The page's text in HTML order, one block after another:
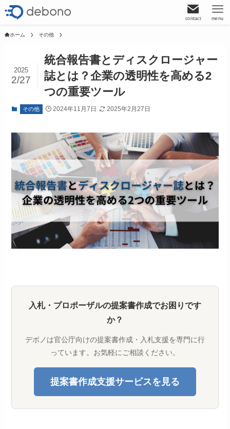
contact menu
ホーム その他
統合報告書とディスクロージャー
誌とは？企業の透明性を高める2
つの重要ツール
2025
2/27
その他 2024年11月7日 2025年2月27日
入札・プロポーザルの提案書作成でお困りです
か？
デボノは官公庁向けの提案書作成・入札支援を専門に行
っています。お気軽にご相談ください。
提案書作成支援サービスを見る